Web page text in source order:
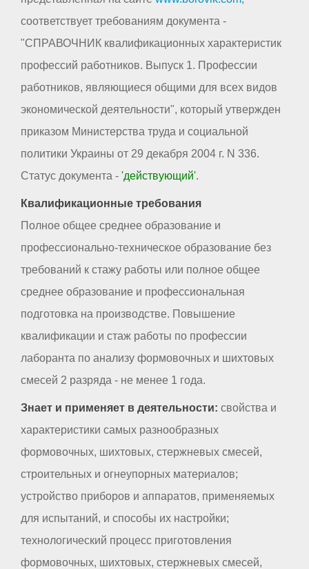
соответствует требованиям документа -
"СПРАВОЧНИК квалификационных характеристик
профессий работников. Выпуск 1. Профессии
работников, являющиеся общими для всех видов
экономической деятельности", который утвержден
приказом Министерства труда и социальной
политики Украины от 29 декабря 2004 г. N 336.
Статус документа - 'действующий'.
Квалификационные требования
Полное общее среднее образование и
профессионально-техническое образование без
требований к стажу работы или полное общее
среднее образование и профессиональная
подготовка на производстве. Повышение
квалификации и стаж работы по профессии
лаборанта по анализу формовочных и шихтовых
смесей 2 разряда - не менее 1 года.
Знает и применяет в деятельности: свойства и
характеристики самых разнообразных
формовочных, шихтовых, стержневых смесей,
строительных и огнеупорных материалов;
устройство приборов и аппаратов, применяемых
для испытаний, и способы их настройки;
технологический процесс приготовления
формовочных, шихтовых, стержневых смесей,